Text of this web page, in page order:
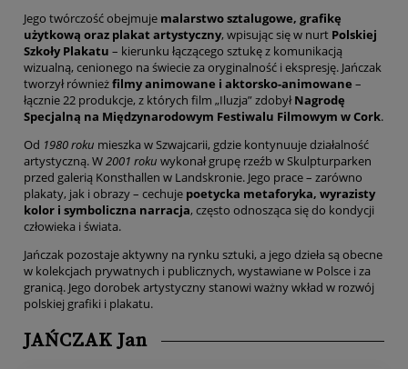
Jego twórczość obejmuje malarstwo sztalugowe, grafikę
użytkową oraz plakat artystyczny, wpisując się w nurt Polskiej
Szkoły Plakatu – kierunku łączącego sztukę z komunikacją
wizualną, cenionego na świecie za oryginalność i ekspresję. Jańczak
tworzył równieżfilmy animowane i aktorsko-animowane –
łącznie 22 produkcje, z których film „Iluzja” zdobyłNagrodę
Specjalną na Międzynarodowym Festiwalu Filmowym w Cork.
Od 1980 roku mieszka w Szwajcarii, gdzie kontynuuje działalność
artystyczną. W2001 roku wykonał grupę rzeźb w Skulpturparken
przed galerią Konsthallen w Landskronie. Jego prace – zarówno
plakaty, jak i obrazy – cechuje poetycka metaforyka, wyrazisty
kolor i symboliczna narracja, często odnosząca się do kondycji
człowieka i świata.
Jańczak pozostaje aktywny na rynku sztuki, a jego dzieła są obecne
w kolekcjach prywatnych i publicznych, wystawiane w Polsce i za
granicą. Jego dorobek artystyczny stanowi ważny wkład w rozwój
polskiej grafiki i plakatu.
JAŃCZAK Jan